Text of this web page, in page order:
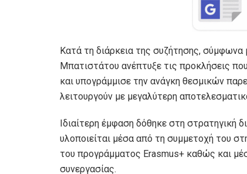
Κατά τη διάρκεια της συζήτησης, σύμφωνα
Μπατιστάτου ανέπτυξε τις προκλήσεις
και υπογράμμισε την ανάγκη θεσμικών
λειτουργούν με μεγαλύτερη
Ιδιαίτερη έμφαση δόθηκε στη στρατηγική
υλοποιείται μέσα από τη συμμετοχή του
του προγράμματος Erasmus+ καθώς και
συνεργασίας.